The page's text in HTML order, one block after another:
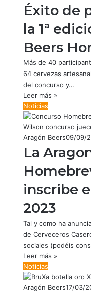
Éxito de
la 1ª
Beers
Más de 40
64 cervezas
del concurso y…
Leer más »
Noticias
Aragón Beers09/09/
La
inscribe
2023
Tal y como ha
de Cerveceros
sociales (podéis
Leer más »
Noticias
Aragón Beers17/03/